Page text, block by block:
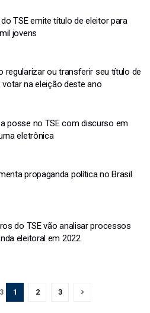
TSE emite título de eleitor para
jovens
regularizar ou transferir seu título de
votar na eleição deste ano
posse no TSE com discurso em
eletrônica
propaganda política no Brasil
do TSE vão analisar processos
eleitoral em 2022
1 2 3